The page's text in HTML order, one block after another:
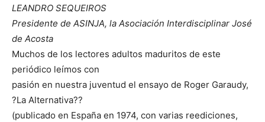
LEANDRO SEQUEIROS
Presidente de ASINJA, la Asociación Interdisciplinar José
de Acosta
Muchos de los lectores adultos maduritos de este
periódico leímos con
pasión en nuestra juventud el ensayo de Roger Garaudy,
?La Alternativa??
(publicado en España en 1974, con varias reediciones,